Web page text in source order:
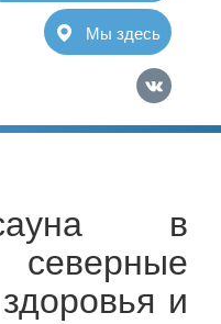
Мы здесь
в
северные
и